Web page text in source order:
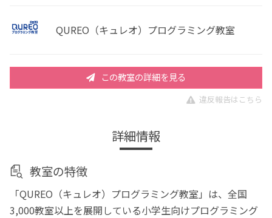
QUREO（キュレオ）プログラミング教室
この教室の詳細を見る
違反報告はこちら
詳細情報
教室の特徴
「QUREO（キュレオ）プログラミング教室」は、全国
3,000教室以上を展開している小学生向けプログラミング